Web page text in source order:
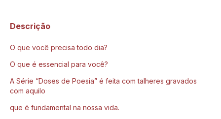
Descrição
O que você precisa todo dia?
O que é essencial para você?
A Série “Doses de Poesia” é feita com talheres gravados
com aquilo
que é fundamental na nossa vida.